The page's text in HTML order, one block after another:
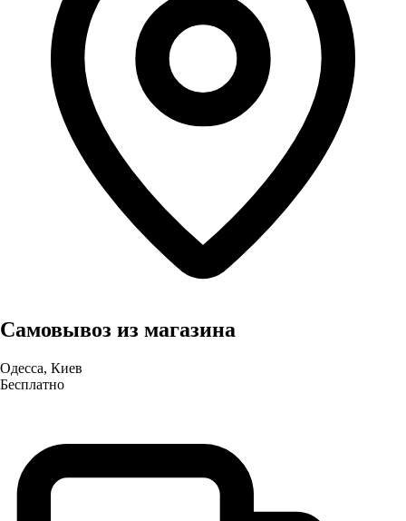
Самовывоз из магазина
Одесса, Киев
Бесплатно